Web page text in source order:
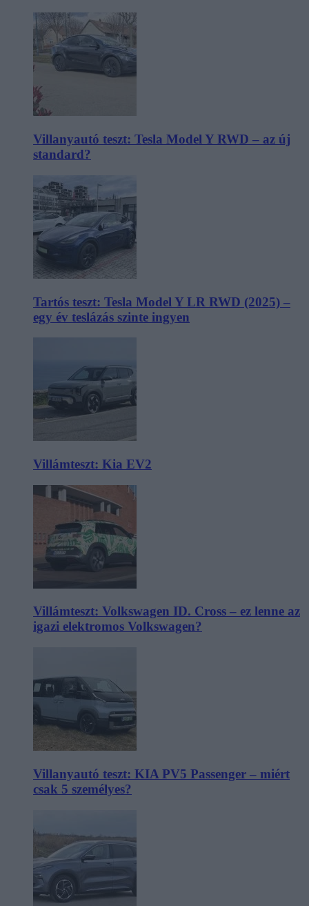
Villanyautó teszt: Tesla Model Y RWD – az új
standard?
Tartós teszt: Tesla Model Y LR RWD (2025) –
egy év teslázás szinte ingyen
Villámteszt: Kia EV2
Villámteszt: Volkswagen ID. Cross – ez lenne az
igazi elektromos Volkswagen?
Villanyautó teszt: KIA PV5 Passenger – miért
csak 5 személyes?